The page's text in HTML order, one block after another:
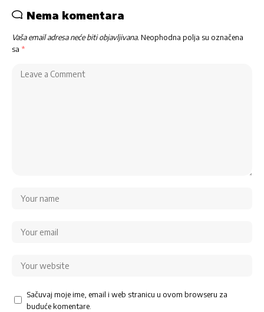
Nema komentara
Vaša email adresa neće biti objavljivana. Neophodna polja su označena
sa *
Sačuvaj moje ime, email i web stranicu u ovom browseru za
buduće komentare.